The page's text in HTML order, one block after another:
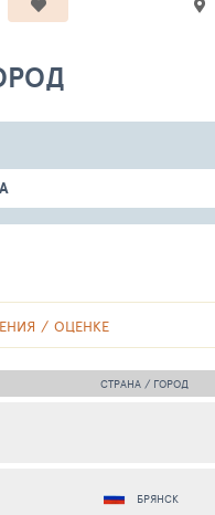
ОЦЕНКЕ
СТРАНА / ГОРОД
БРЯНСК